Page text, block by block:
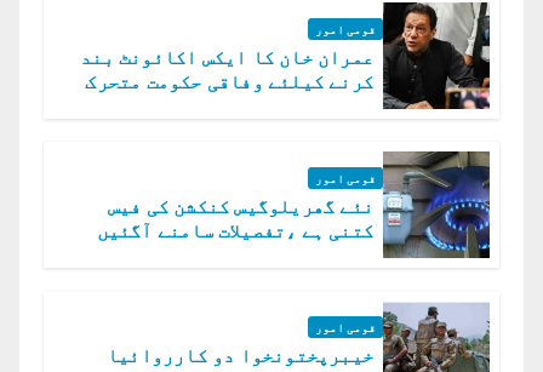
قومی امور
عمران خان کا ایکس اکائونٹ بند
کرنے کیلئے وفاقی حکومت متحرک
قومی امور
نئے گھریلوگیس کنکشن کی فیس
کتنی ہے ،تفصیلات سامنے آگئیں
قومی امور
خیبرپختونخوا دو کارروائیا